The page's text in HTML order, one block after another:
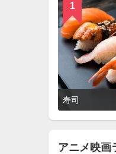
1
寿司
アニメ映画